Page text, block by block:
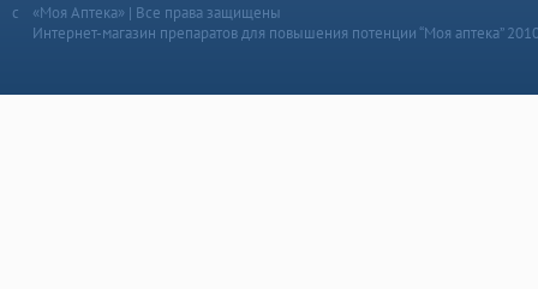
«Моя Аптека» | Все права защищены
Интернет-магазин препаратов для повышения потенции “Моя аптека”